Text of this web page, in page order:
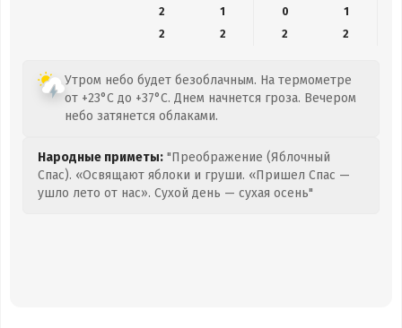
2
1 0
1
2
2 2 2
Утром небо будет безоблачным. На термометре
от +23°C до +37°C. Днем начнется гроза. Вечером
небо затянется облаками.
Народные приметы: "Преображение (Яблочный
Спас). «Освящают яблоки и груши. «Пришел Спас —
ушло лето от нас». Сухой день — сухая осень"